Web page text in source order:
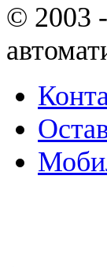
© 2003